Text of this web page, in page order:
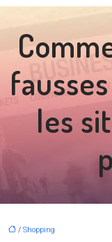
les
/ Shopping